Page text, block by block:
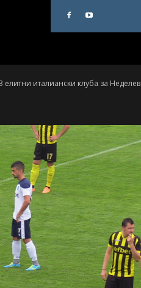
италиански клуба за Неделев